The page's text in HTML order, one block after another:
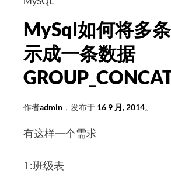
MySql如何将多
示成一条数据
作者admin ，发布于 16 9 月, 2014。
有这样一个需求
1:班级表